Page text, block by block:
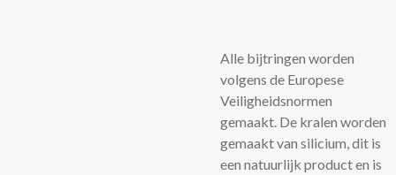
Alle bijtringen worden
volgens de Europese
Veiligheidsnormen
gemaakt. De kralen worden
gemaakt van silicium, dit is
een natuurlijk product en is